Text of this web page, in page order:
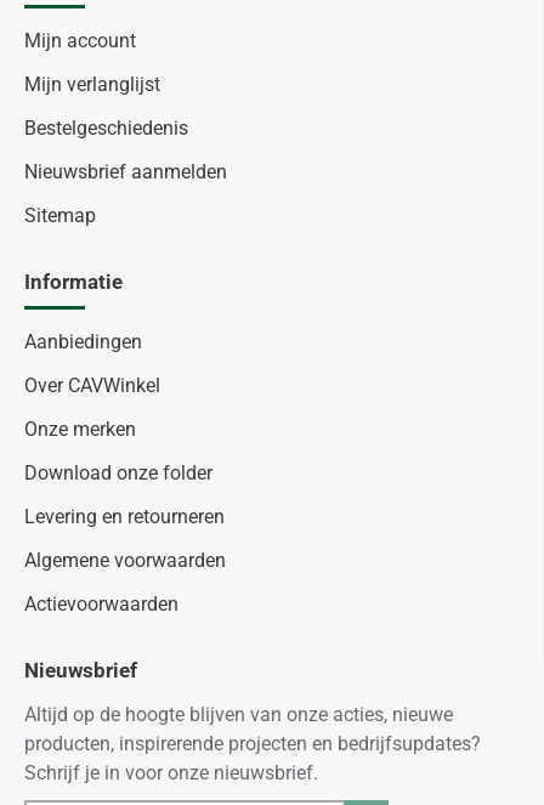
Mijn account
Mijn verlanglijst
Bestelgeschiedenis
Nieuwsbrief aanmelden
Sitemap
Informatie
Aanbiedingen
Over CAVWinkel
Onze merken
Download onze folder
Levering en retourneren
Algemene voorwaarden
Actievoorwaarden
Nieuwsbrief
Altijd op de hoogte blijven van onze acties, nieuwe
producten, inspirerende projecten en bedrijfsupdates?
Schrijf je in voor onze nieuwsbrief.